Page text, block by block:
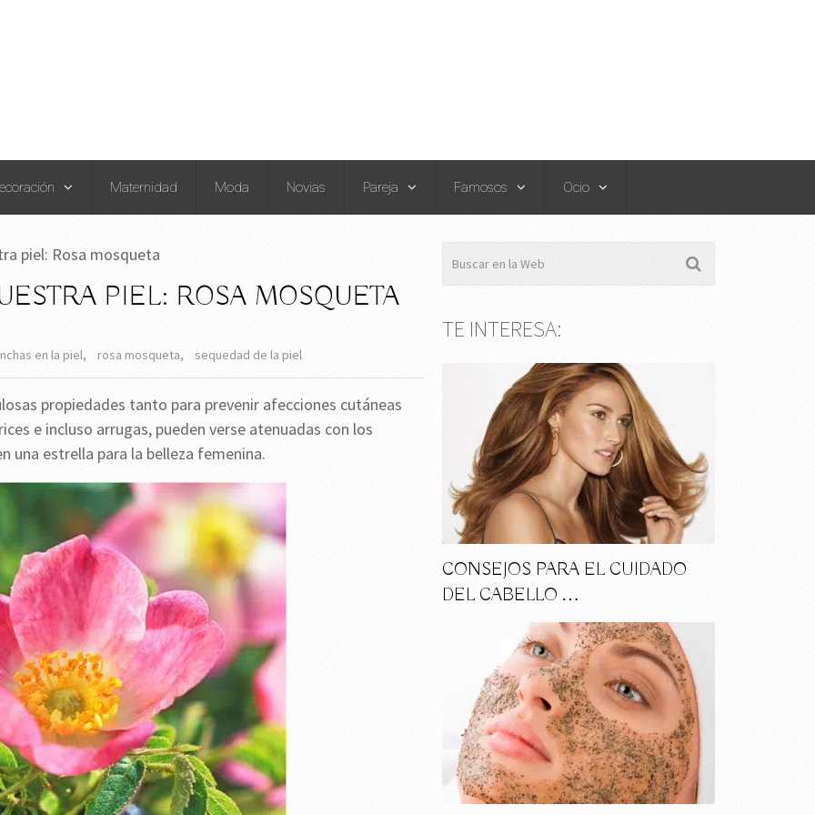
Maternidad Moda Novias Pareja Famosos Ocio
piel: Rosa mosqueta
PIEL: ROSA MOSQUETA
en la piel, rosa mosqueta, sequedad de la piel
propiedades tanto para prevenir afecciones cutáneas
e incluso arrugas, pueden verse atenuadas con los
una estrella para la belleza femenina.
TE INTERESA:
CONSEJOS PARA EL CUIDADO
DEL CABELLO …